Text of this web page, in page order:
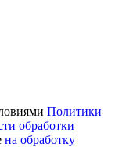
Политики
обработки
на обработку